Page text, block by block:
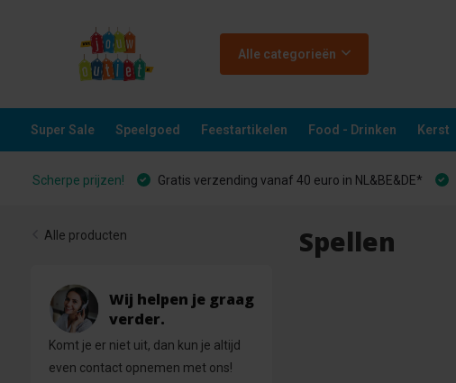
Alle categorieën
Super Sale Speelgoed Feestartikelen Food - Drinken Kerst
Scherpe prijzen! Gratis verzending vanaf 40 euro in NL&BE&DE*
Alle producten
Wij helpen je graag
verder.
Komt je er niet uit, dan kun je altijd
even contact opnemen met ons!
Spellen